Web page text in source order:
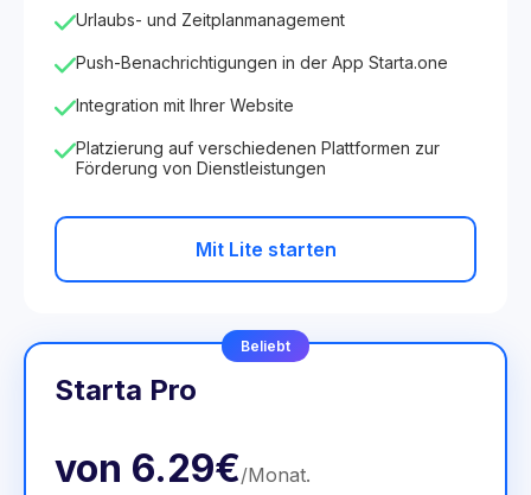
Urlaubs- und Zeitplanmanagement
Push-Benachrichtigungen in der App Starta.one
Integration mit Ihrer Website
Platzierung auf verschiedenen Plattformen zur
Förderung von Dienstleistungen
Mit Lite starten
Beliebt
Starta Pro
von 6.29€/Monat.